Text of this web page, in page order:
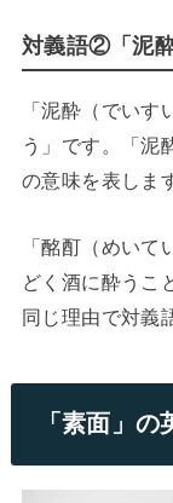
対義語②「泥
「泥酔（でい
う」です。「泥
の意味を表しま
「酩酊（めい
どく酒に酔うこ
同じ理由で対義
「素面」の